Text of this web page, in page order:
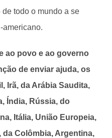
todo o mundo a se
americano.
ao povo e ao governo
de enviar ajuda, os
Irã, da Arábia Saudita,
Índia, Rússia, do
Itália, União Europeia,
da Colômbia, Argentina,